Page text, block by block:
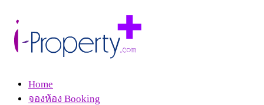
Home
จองห้อง Booking